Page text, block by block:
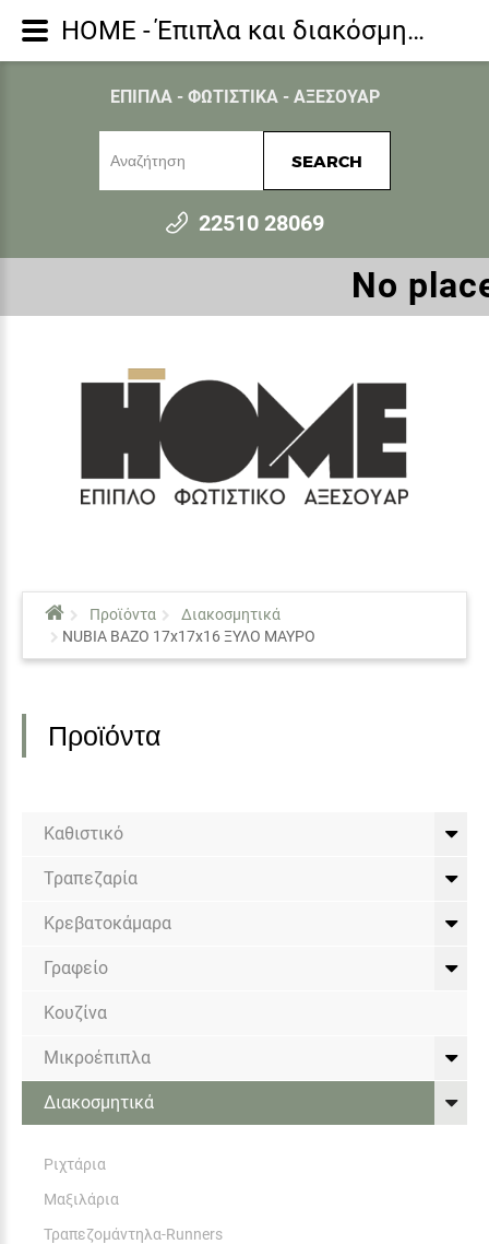
ΕΠΙΠΛΑ - ΦΩΤΙΣΤΙΚΑ - ΑΞΕΣΟΥΑΡ
SEARCH
22510 28069
Νο
Προϊόντα
Διακοσμητικά
NUBIA ΒΑΖΟ 17x17x16 ΞΥΛΟ ΜΑΥΡΟ
Προϊόντα
Καθιστικό
Τραπεζαρία
Κρεβατοκάμαρα
Γραφείο
Κουζίνα
Μικροέπιπλα
Διακοσμητικά
Ριχτάρια
Μαξιλάρια
Τραπεζομάντηλα-Runners
HOME - Έπιπλα και διακόσμηση για όλο το σπίτι - Διακοσμητικά - NUBIA ΒΑΖΟ 17x17x16 ΞΥΛΟ ΜΑΥΡΟ